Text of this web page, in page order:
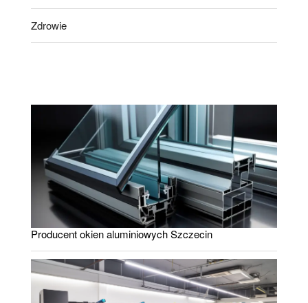
Zdrowie
Producent okien aluminiowych Szczecin